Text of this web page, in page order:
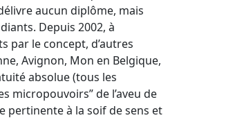
aucun diplôme, mais
Depuis 2002, à
par le concept, d’autres
Avignon, Mon en Belgique,
absolue (tous les
micropouvoirs” de l’aveu de
pertinente à la soif de sens et